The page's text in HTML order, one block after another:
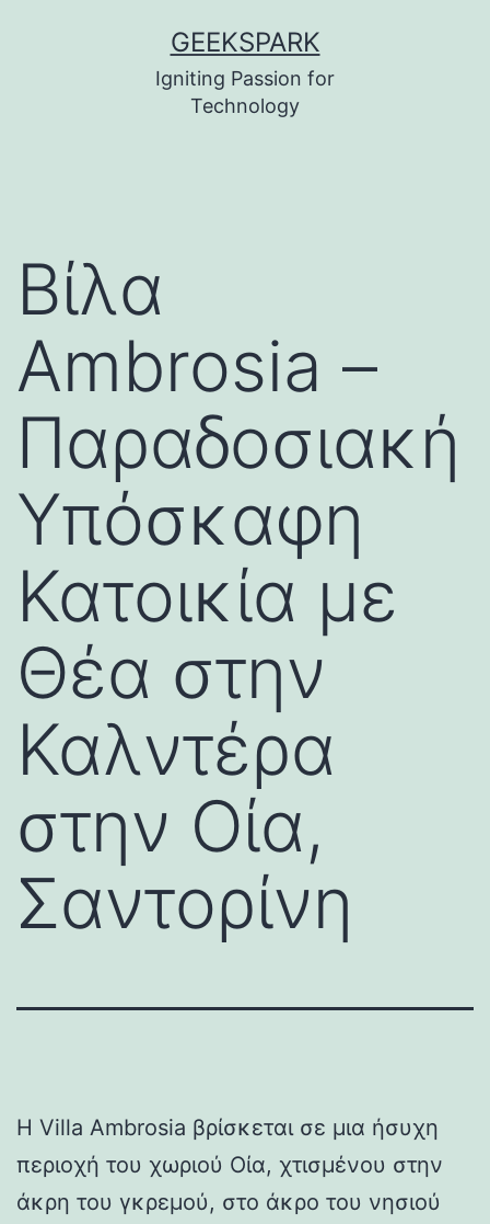
GEEKSPARK
Igniting Passion for
Technology
Βίλα
Ambrosia –
Παραδοσιακή
Υπόσκαφη
Κατοικία με
Θέα στην
Καλντέρα
στην Οία,
Σαντορίνη
Η Villa Ambrosia βρίσκεται σε μια ήσυχη
περιοχή του χωριού Οία, χτισμένου στην
άκρη του γκρεμού, στο άκρο του νησιού